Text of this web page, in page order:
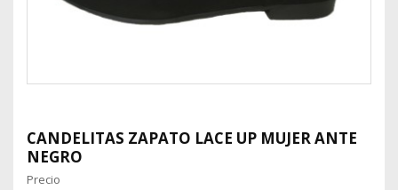
CANDELITAS ZAPATO LACE UP MUJER ANTE
NEGRO
Precio